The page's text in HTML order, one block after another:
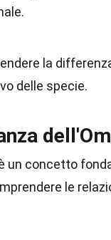
la
delle specie.
un concetto
le